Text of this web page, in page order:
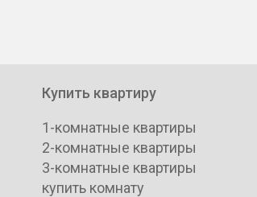
Купить квартиру
1-комнатные квартиры
2-комнатные квартиры
3-комнатные квартиры
купить комнату